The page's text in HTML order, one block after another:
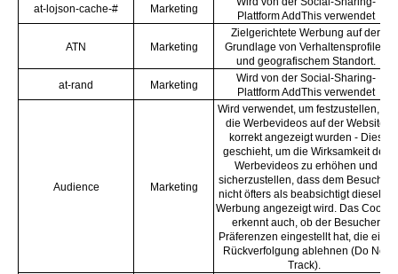
at-lojson-cache-#
Marketing
Plattform AddThis verwendet
ATN Marketing
Zielgerichtete Werbung auf der
Grundlage von Verhaltensprofilen
und geografischem Standort.
at-rand
Marketing
Wird von der Social-Sharing-
Plattform AddThis verwendet
Audience Marketing
Wird verwendet, um festzustellen, ob
die Werbevideos auf der Website
korrekt angezeigt wurden - Dies
geschieht, um die Wirksamkeit der
Werbevideos zu erhöhen und
sicherzustellen, dass dem Besucher
nicht öfters als beabsichtigt dieselbe
Werbung angezeigt wird. Das Cookie
erkennt auch, ob der Besucher
Präferenzen eingestellt hat, die eine
Rückverfolgung ablehnen (Do Not
Track).